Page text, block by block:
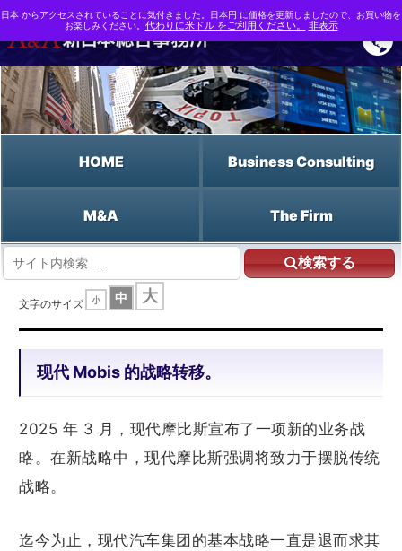
HOME Business Consulting
M&A The Firm
検索する
现代 Mobis 的战略转移。
文字のサイズ
小 中 大
现代 Mobis 的战略转移。
2025 年 3 月，现代摩比斯宣布了一项新的业务战
略。在新战略中，现代摩比斯强调将致力于摆脱传统
战略。
迄今为止，现代汽车集团的基本战略一直是退而求其
日本 からアクセスされていることに気付きました。日本円 に価格を更新しましたので、お買い物を
お楽しみください。 代わりに米ドル をご利用ください。 非表示